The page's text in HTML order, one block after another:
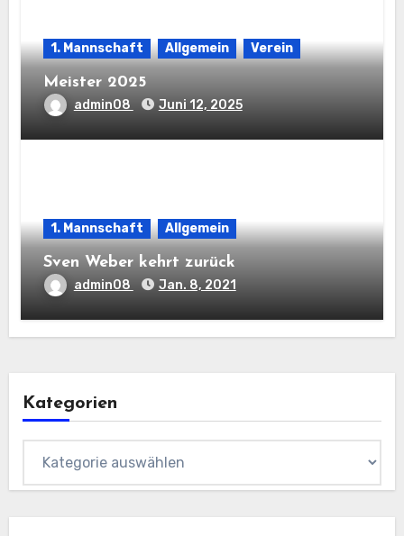
1. Mannschaft Allgemein Verein
Meister 2025
admin08 Juni 12, 2025
1. Mannschaft Allgemein
Sven Weber kehrt zurück
admin08 Jan. 8, 2021
Kategorien